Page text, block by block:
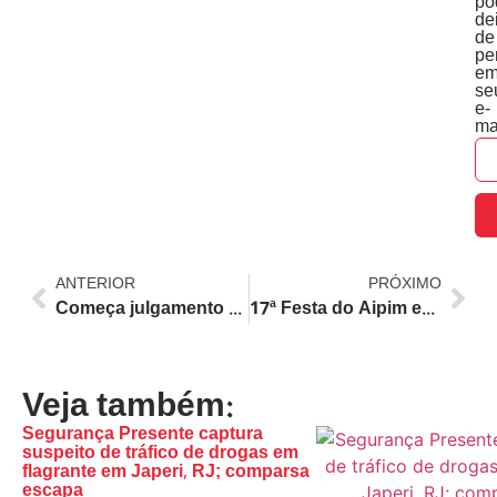
de
e-
ANTERIOR
Começa julgamento de acusado de envolvimento na morte do ator Jeff Machado: ator foi encontrado em baú com concreto
PRÓXIMO
17ª Festa do Aipim em Tingua, Nova Iguaçu: Gastronomia, Cultura e Música de 10 a 12 de Maio
Veja também:
Segurança Presente captura
suspeito de tráfico de drogas em
flagrante em Japeri, RJ; comparsa